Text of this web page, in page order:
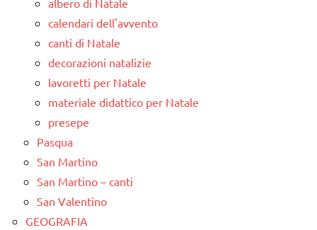
albero di Natale
calendari dell'avvento
canti di Natale
decorazioni natalizie
lavoretti per Natale
materiale didattico per Natale
presepe
Pasqua
San Martino
San Martino – canti
San Valentino
GEOGRAFIA